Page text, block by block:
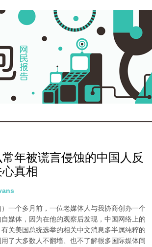
年被谎言侵蚀的中国人反
真相
一个多月前，一位老媒体人与我协商创办一个
媒体，因为在他的观察后发现，中国网络上的
关美国总统选举的相关中文消息多半属纯粹的
了大多数人不翻墙、也不了解很多国际媒体间